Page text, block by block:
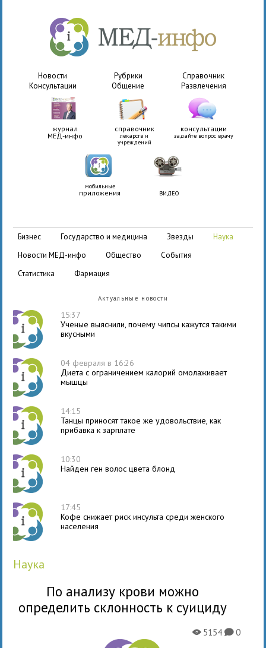
Новости Рубрики
Справочник
Консультации
Общение Развлечения
журнал
МЕД-инфо
справочник
лекарств и
учреждений
консультации
задайте вопрос врачу
мобильные
приложения ВИДЕО
бизнес государство и медицина звезды
наука
новости МЕД-инфо
общество
события
статистика
фармация
Актуальные новости
15:37
Ученые выяснили, почему чипсы кажутся такими
вкусными
04 февраля в 16:26
Диета с ограничением калорий омолаживает
мышцы
14:15
Танцы приносят такое же удовольствие, как
прибавка к зарплате
10:30
Найден ген волос цвета блонд
17:45
Кофе снижает риск инсульта среди женского
населения
наука
По анализу крови можно
определить склонность к суициду
X5154K0